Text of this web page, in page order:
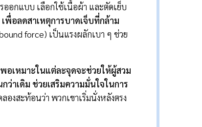
อกแบบ เลือกใช้เนื้อผ้า และตัดเย็บ
อลดสาเหตุการบาดเจ็บที่กล้าม
force) เป็นแรงผลักเบา ๆ ช่วย
อเหมาะในแต่ละจุดจะช่วยให้ผู้สวม
าเดิม ช่วยเสริมความมั่นใจในการ
องสะท้อนว่า พวกเขาเริ่มนั่งหลังตรง